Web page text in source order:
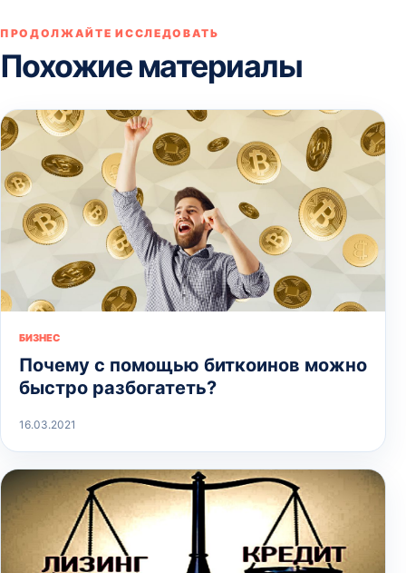
ПРОДОЛЖАЙТЕ ИССЛЕДОВАТЬ
Похожие материалы
БИЗНЕС
Почему с помощью биткоинов можно
быстро разбогатеть?
16.03.2021